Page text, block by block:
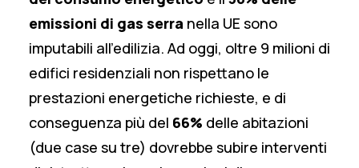
emissioni di gas serra nella UE sono
imputabili all’edilizia. Ad oggi, oltre 9 milioni di
edifici residenziali non rispettano le
prestazioni energetiche richieste, e di
conseguenza più del 66% delle abitazioni
(due case su tre) dovrebbe subire interventi